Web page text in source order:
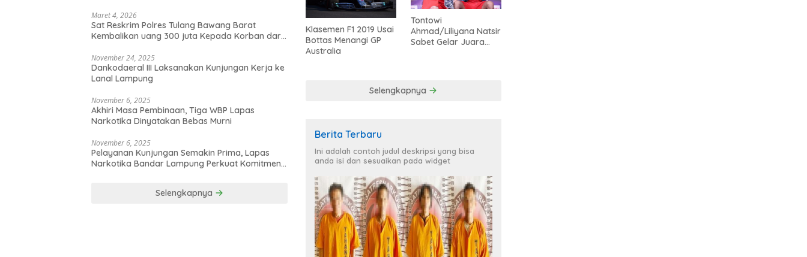
Maret 4, 2026
Sat Reskrim Polres Tulang Bawang Barat
Kembalikan uang 300 juta Kepada Korban dari
November 24, 2025
Dankodaeral III Laksanakan Kunjungan Kerja ke
Lanal Lampung
November 6, 2025
Akhiri Masa Pembinaan, Tiga WBP Lapas
Narkotika Dinyatakan Bebas Murni
November 6, 2025
Pelayanan Kunjungan Semakin Prima, Lapas
Narkotika Bandar Lampung Perkuat Komitmen
Selengkapnya
Klasemen F1 2019 Usai
Bottas Menangi GP
Australia
Tontowi
Ahmad/Liliyana Natsir
Sabet Gelar Juara
Selengkapnya
Berita Terbaru
Ini adalah contoh judul deskripsi yang bisa
anda isi dan sesuaikan pada widget